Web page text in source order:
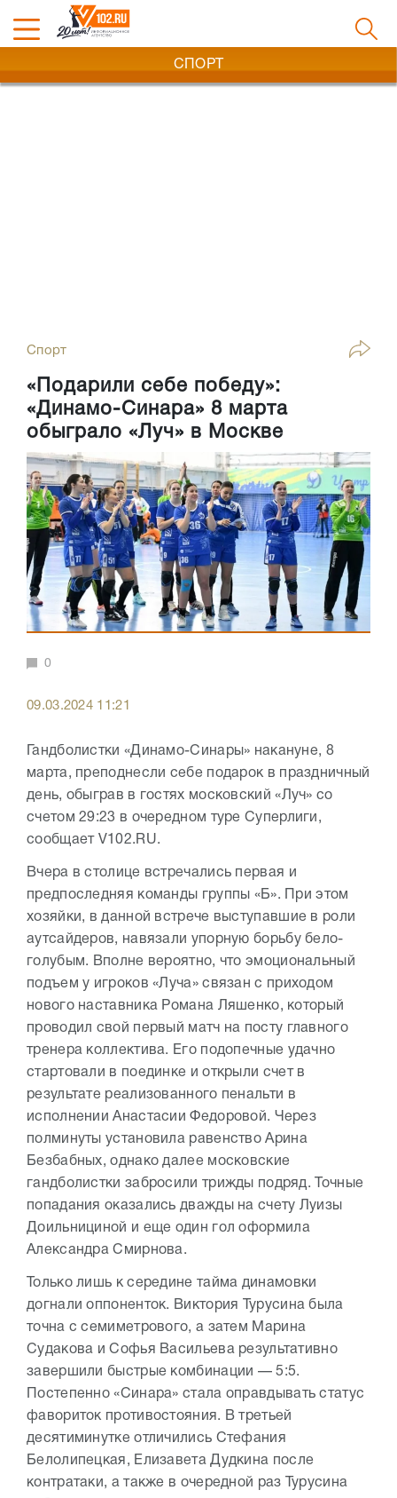
СПОРТ
Спорт
«Подарили себе победу»:
«Динамо-Синара» 8 марта
обыграло «Луч» в Москве
0
09.03.2024 11:21
Гандболистки «Динамо-Синары» накануне, 8
марта, преподнесли себе подарок в праздничный
день, обыграв в гостях московский «Луч» со
счетом 29:23 в очередном туре Суперлиги,
сообщает V102.RU.
Вчера в столице встречались первая и
предпоследняя команды группы «Б». При этом
хозяйки, в данной встрече выступавшие в роли
аутсайдеров, навязали упорную борьбу бело-
голубым. Вполне вероятно, что эмоциональный
подъем у игроков «Луча» связан с приходом
нового наставника Романа Ляшенко, который
проводил свой первый матч на посту главного
тренера коллектива. Его подопечные удачно
стартовали в поединке и открыли счет в
результате реализованного пенальти в
исполнении Анастасии Федоровой. Через
полминуты установила равенство Арина
Безбабных, однако далее московские
гандболистки забросили трижды подряд. Точные
попадания оказались дважды на счету Луизы
Доильнициной и еще один гол оформила
Александра Смирнова.
Только лишь к середине тайма динамовки
догнали оппоненток. Виктория Турусина была
точна с семиметрового, а затем Марина
Судакова и Софья Васильева результативно
завершили быстрые комбинации — 5:5.
Постепенно «Синара» стала оправдывать статус
фавориток противостояния. В третьей
десятиминутке отличились Стефания
Белолипецкая, Елизавета Дудкина после
контратаки, а также в очередной раз Турусина